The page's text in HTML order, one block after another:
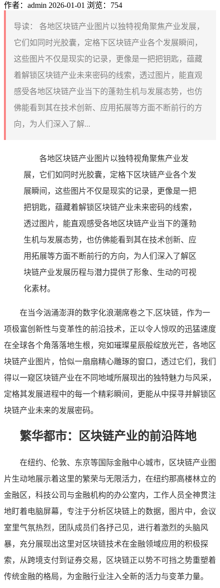
作者：admin 2026-01-01 浏览：754
导读：
各地区块链产业图片以独特视角聚焦产业发展，
它们如同时光胶囊，定格下区块链产业各个发展瞬间，
这些图片不仅是现实的记录，更像是一把把钥匙，蕴藏
着解锁区块链产业未来密码的线索，透过图片，能直观
感受各地区块链产业当下的蓬勃生机与发展态势，也仿
佛能看到其在技术创新、应用拓展等方面不断前行的方
向，为人们深入了解...
各地区块链产业图片以独特视角聚焦产业发
展，它们如同时光胶囊，定格下区块链产业各个发
展瞬间，这些图片不仅是现实的记录，更像是一把
把钥匙，蕴藏着解锁区块链产业未来密码的线索，
透过图片，能直观感受各地区块链产业当下的蓬勃
生机与发展态势，也仿佛能看到其在技术创新、应
用拓展等方面不断前行的方向，为人们深入了解区
块链产业发展历程与潜力提供了形象、生动的可视
化素材。
在当今汹涌澎湃的数字化浪潮席卷之下,区块链，作为一
项极富创新性与变革性的前沿技术，正以令人惊叹的迅猛速度
在全球各个角落落地生根，宛如璀璨星辰般绽放光芒，各地区
块链产业图片，恰似一扇扇精心雕琢的窗口，透过它们，我们
得以一窥区块链产业在不同地域所展现出的独特魅力与风采，
定格其发展进程中的每一个精彩瞬间，更能从中探寻并解锁区
块链产业未来的发展密码。
繁华都市：区块链产业的前沿阵地
在纽约、伦敦、东京等国际金融中心城市，区块链产业图
片生动地展示着这里的繁荣与无限活力，在纽约那高楼林立的
金融区，科技公司与金融机构的办公室内，工作人员全神贯注
地盯着电脑屏幕，专注于分析区块链上的数据，图片中，会议
室里气氛热烈，团队成员们各抒己见，进行着激烈的头脑风
暴，充分展现出这里对区块链技术在金融领域应用的积极探
索，从跨境支付到证券交易，区块链正以势不可挡之势重塑着
传统金融的格局，为金融行业注入全新的活力与变革力量。